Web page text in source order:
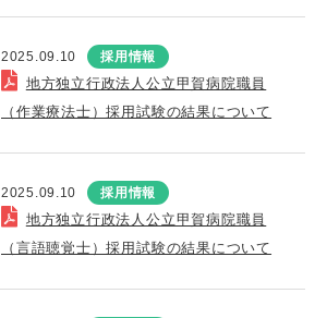
2025.09.10 採用情報
地方独立行政法人公立甲賀病院職員
（作業療法士）採用試験の結果について
2025.09.10 採用情報
地方独立行政法人公立甲賀病院職員
（言語聴覚士）採用試験の結果について